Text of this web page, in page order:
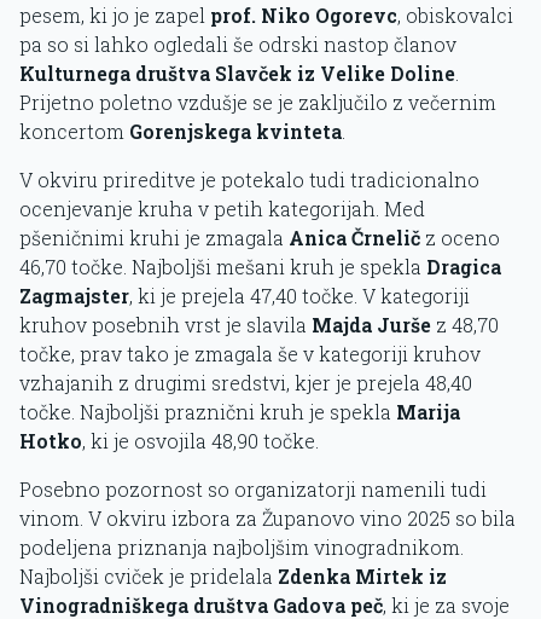
pesem, ki jo je zapel prof. Niko Ogorevc, obiskovalci
pa so si lahko ogledali še odrski nastop članov
Kulturnega društva Slavček iz Velike Doline
Prijetno poletno vzdušje se je zaključilo z večernim
koncertom Gorenjskega kvinteta
V okviru prireditve je potekalo tudi tradicionalno
ocenjevanje kruha v petih kategorijah. Med
pšeničnimi kruhi je zmagala Anica Črnelič z oceno
46,70 točke. Najboljši mešani kruh je spekla Dragica
Zagmajster, ki je prejela 47,40 točke. V kategoriji
kruhov posebnih vrst je slavila Majda Jurše z 48,70
točke, prav tako je zmagala še v kategoriji kruhov
vzhajanih z drugimi sredstvi, kjer je prejela 48,40
točke. Najboljši praznični kruh je spekla Marija
Hotko, ki je osvojila 48,90 točke.
Posebno pozornost so organizatorji namenili tudi
vinom. V okviru izbora za Županovo vino 2025 so bila
podeljena priznanja najboljšim vinogradnikom.
Najboljši cviček je pridelala Zdenka Mirtek iz
Vinogradniškega društva Gadova peč, ki je za svoje